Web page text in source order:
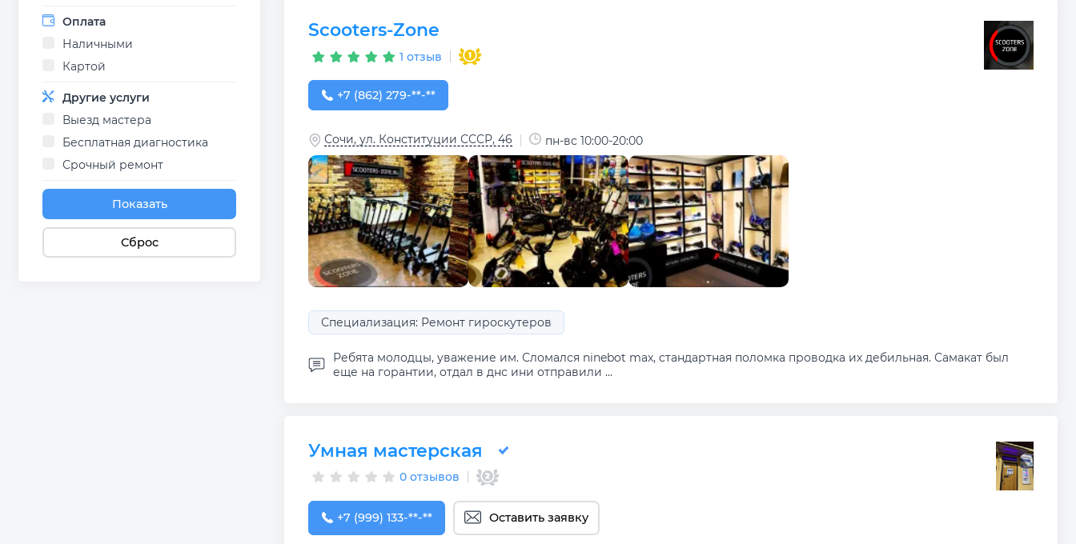
Оплата
Наличными
Картой
Другие услуги
Выезд мастера
Бесплатная диагностика
Срочный ремонт
Показать
Сброс
Scooters-Zone
1 отзыв
+7 (862) 279-26-52
+7 (862) 279-**-**
Сочи, ул. Конституции СССР, 46 пн-вс 10:00-20:00
Специализация: Ремонт гироскутеров
Ребята молодцы, уважение им. Сломался ninebot max, стандартная поломка проводка их дебильная. Самакат был
еще на горантии, отдал в днс ини отправили ...
Умная мастерская
0 отзывов
+7 (999) 133-08-18
+7 (999) 133-**-** Оставить заявку